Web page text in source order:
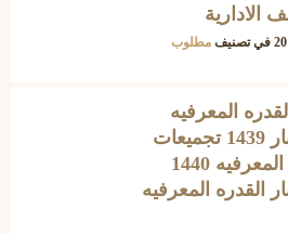
الادارية
في تصنيف مطلوب
المعرفيه
تجميعات اختبار 1439 تجميعات
اختبار القدره المعرفيه 1440
القدره المعرفيه